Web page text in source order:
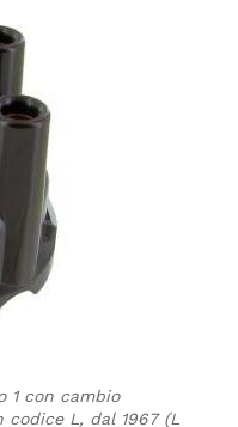
1 con cambio
codice L, dal 1967 (L